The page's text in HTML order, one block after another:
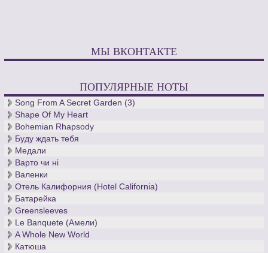
МЫ ВКОНТАКТЕ
ПОПУЛЯРНЫЕ НОТЫ
Song From A Secret Garden (3)
Shape Of My Heart
Bohemian Rhapsody
Буду ждать тебя
Медали
Варто чи нi
Валенки
Отель Калифорния (Hotel California)
Батарейка
Greensleeves
Le Banquete (Амели)
A Whole New World
Катюша